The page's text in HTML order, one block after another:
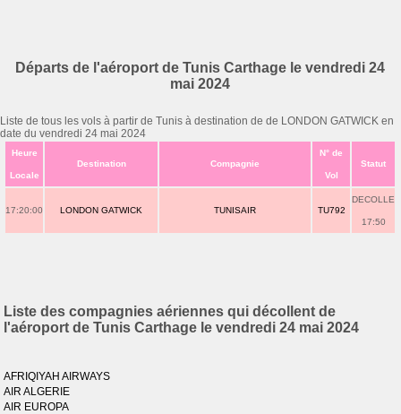
Départs de l'aéroport de Tunis Carthage le vendredi 24
mai 2024
Liste de tous les vols à partir de Tunis à destination de de LONDON GATWICK en
date du vendredi 24 mai 2024
Heure
Locale
Destination Compagnie
N° de
Vol
Statut
17:20:00 LONDON GATWICK TUNISAIR TU792
DECOLLE
17:50
Liste des compagnies aériennes qui décollent de
l'aéroport de Tunis Carthage le vendredi 24 mai 2024
AFRIQIYAH AIRWAYS
AIR ALGERIE
AIR EUROPA